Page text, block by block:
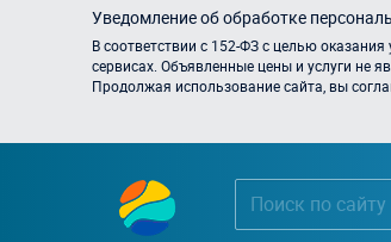
Уведомление об обработке
В соответствии с 152-ФЗ с целью оказания
сервисах. Объявленные цены и услуги не
Продолжая использование сайта, вы